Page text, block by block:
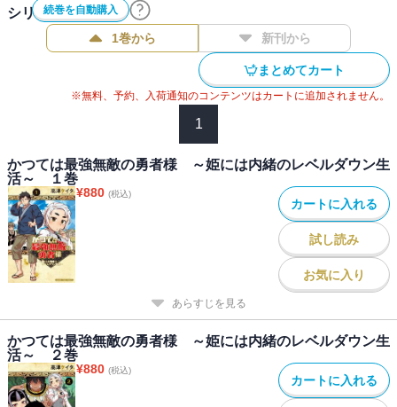
続巻を自動購入
シリーズ作品(3件)
1巻から 新刊から
まとめてカート
※無料、予約、入荷通知のコンテンツはカートに追加されません。
1
かつては最強無敵の勇者様 ～姫には内緒のレベルダウン生
活～ １巻
¥880 (税込)
カートに入れる
試し読み
お気に入り
あらすじを見る
かつては最強無敵の勇者様 ～姫には内緒のレベルダウン生
活～ ２巻
¥880 (税込)
カートに入れる